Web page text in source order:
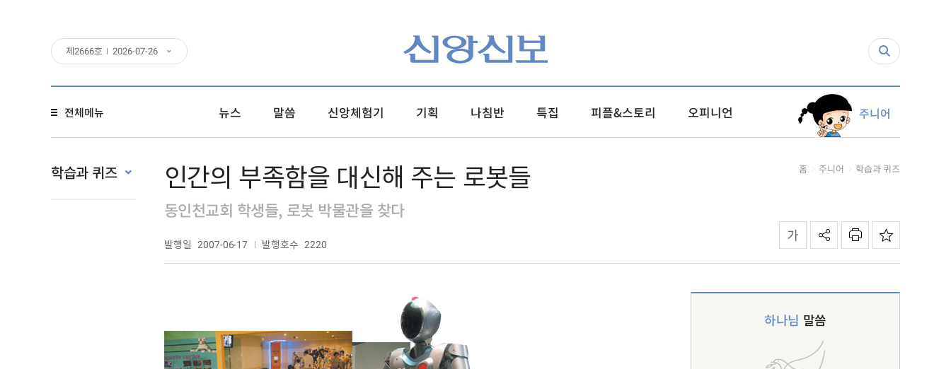
제 2666호 2026-07-26
전체메뉴 뉴스 말씀 신앙체험기 기획 나침반 특집 피플&스토리 오피니언 주니어
학습과 퀴즈 인간의 부족함을 대신해 주는 로봇들
동인천교회 학생들, 로봇 박물관을 찾다
발행일 2007-06-17 발행호수 2220
홈 주니어 학습과 퀴즈
하나님 말씀